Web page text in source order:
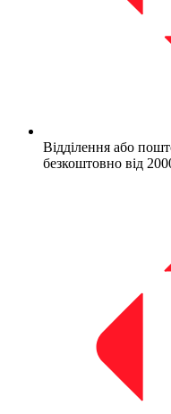
Відділення або
безкоштовно від